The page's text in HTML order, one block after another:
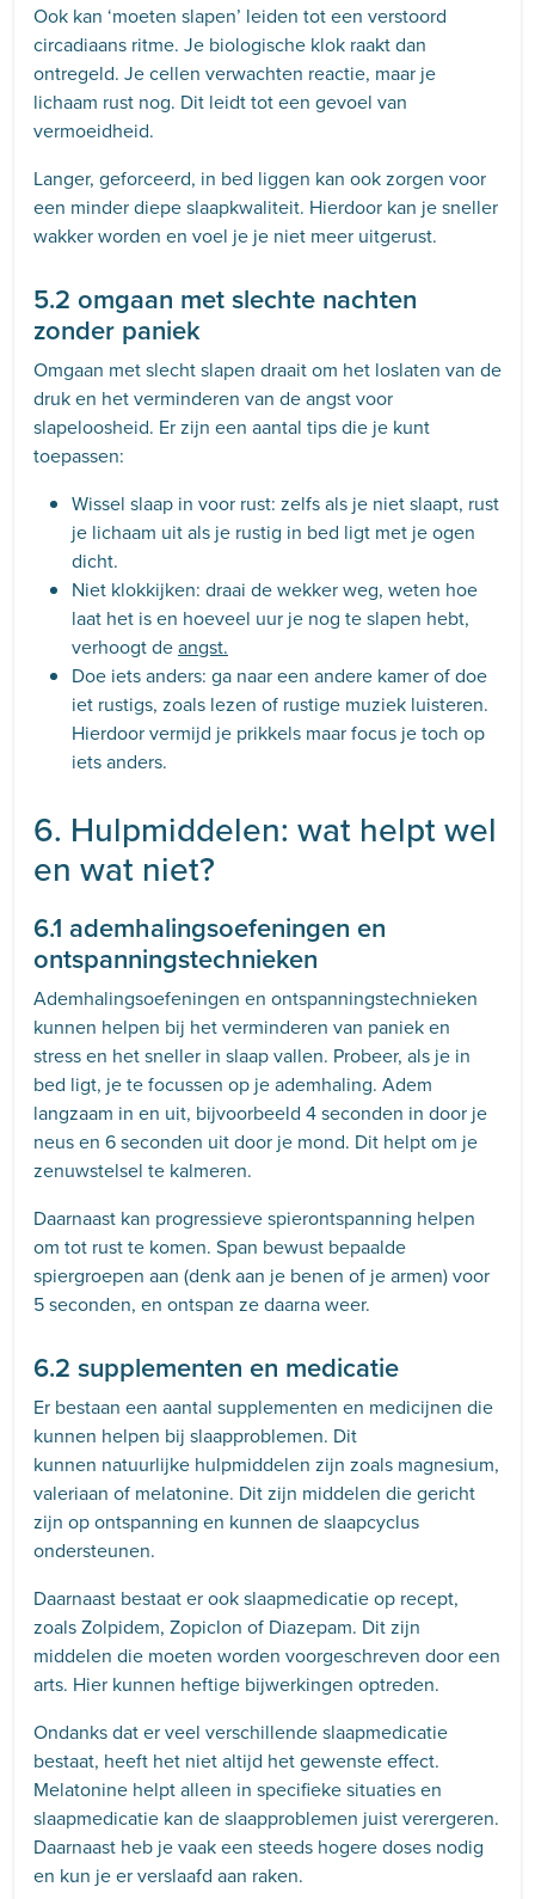
Ook kan ‘moeten slapen’ leiden tot een verstoord
circadiaans ritme. Je biologische klok raakt dan
ontregeld. Je cellen verwachten reactie, maar je
lichaam rust nog. Dit leidt tot een gevoel van
vermoeidheid.
Langer, geforceerd, in bed liggen kan ook zorgen voor
een minder diepe slaapkwaliteit. Hierdoor kan je sneller
wakker worden en voel je je niet meer uitgerust.
5.2 omgaan met slechte nachten
zonder paniek
Omgaan met slecht slapen draait om het loslaten van de
druk en het verminderen van de angst voor
slapeloosheid. Er zijn een aantal tips die je kunt
toepassen:
Wissel slaap in voor rust: zelfs als je niet slaapt, rust
je lichaam uit als je rustig in bed ligt met je ogen
dicht.
Niet klokkijken: draai de wekker weg, weten hoe
laat het is en hoeveel uur je nog te slapen hebt,
verhoogt deangst.
Doe iets anders: ga naar een andere kamer of doe
iet rustigs, zoals lezen of rustige muziek luisteren.
Hierdoor vermijd je prikkels maar focus je toch op
iets anders.
6. Hulpmiddelen: wat helpt wel
en wat niet?
6.1 ademhalingsoefeningen en
ontspanningstechnieken
Ademhalingsoefeningen en ontspanningstechnieken
kunnen helpen bij het verminderen van paniek en
stress en het sneller in slaap vallen. Probeer, als je in
bed ligt, je te focussen op je ademhaling. Adem
langzaam in en uit, bijvoorbeeld 4 seconden in door je
neus en 6 seconden uit door je mond. Dit helpt om je
zenuwstelsel te kalmeren.
Daarnaast kan progressieve spierontspanning helpen
om tot rust te komen. Span bewust bepaalde
spiergroepen aan (denk aan je benen of je armen) voor
5 seconden, en ontspan ze daarna weer.
6.2 supplementen en medicatie
Er bestaan een aantal supplementen en medicijnen die
kunnen helpen bij slaapproblemen. Dit
kunnen natuurlijke hulpmiddelen zijn zoals magnesium,
valeriaan of melatonine. Dit zijn middelen die gericht
zijn op ontspanning en kunnen de slaapcyclus
ondersteunen.
Daarnaast bestaat er ook slaapmedicatie op recept,
zoals Zolpidem, Zopiclon of Diazepam. Dit zijn
middelen die moeten worden voorgeschreven door een
arts. Hier kunnen heftige bijwerkingen optreden.
Ondanks dat er veel verschillende slaapmedicatie
bestaat, heeft het niet altijd het gewenste effect.
Melatonine helpt alleen in specifieke situaties en
slaapmedicatie kan de slaapproblemen juist verergeren.
Daarnaast heb je vaak een steeds hogere doses nodig
en kun je er verslaafd aan raken.